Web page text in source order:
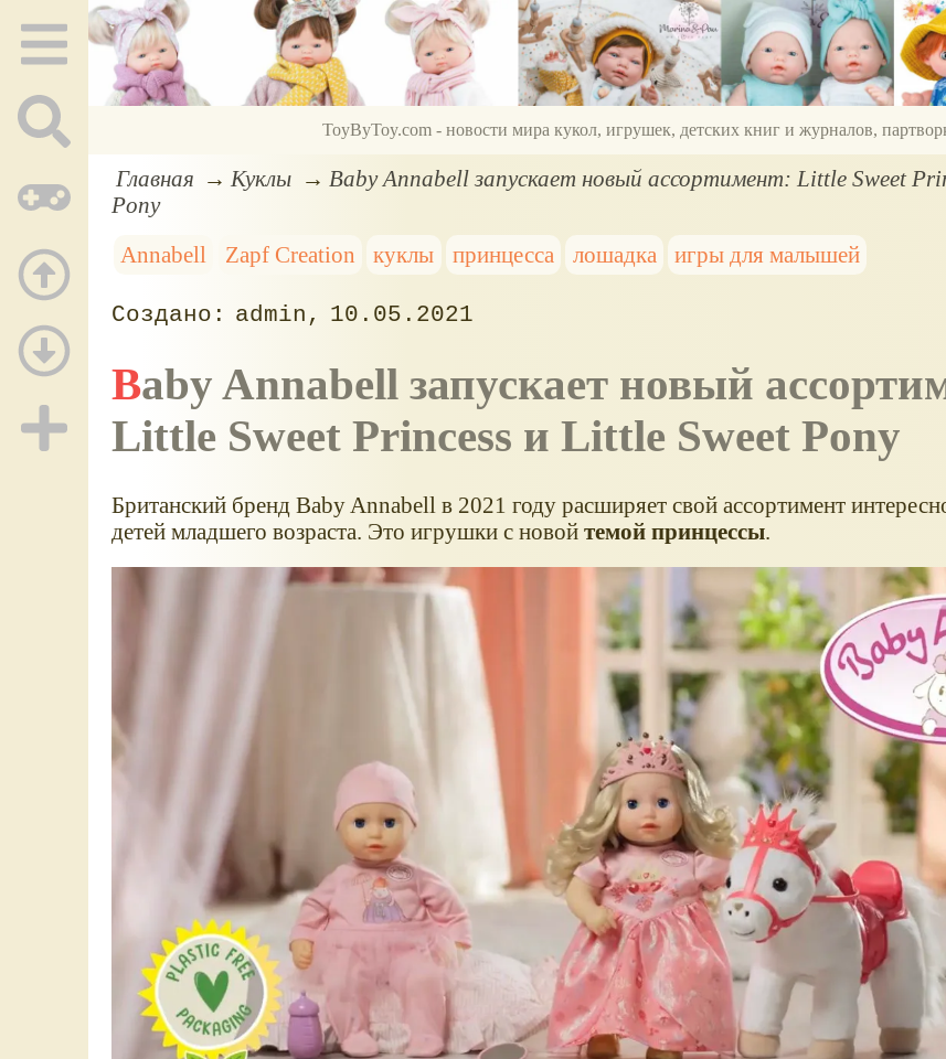
ToyByToy.com - новости мира кукол, игрушек, детских книг и журналов,
Главная Куклы
Baby Annabell запускает новый ассортимент: Little Sweet
Pony
Annabell
Zapf Creation куклы принцесса лошадка игры для малышей
admin 10.05.2021
Baby Annabell запускает новый ассортимент:
Little Sweet Princess и Little Sweet Pony
Британский бренд Baby Annabell в 2021 году расширяет свой ассортимент
детей младшего возраста. Это игрушки с новой темой принцессы.